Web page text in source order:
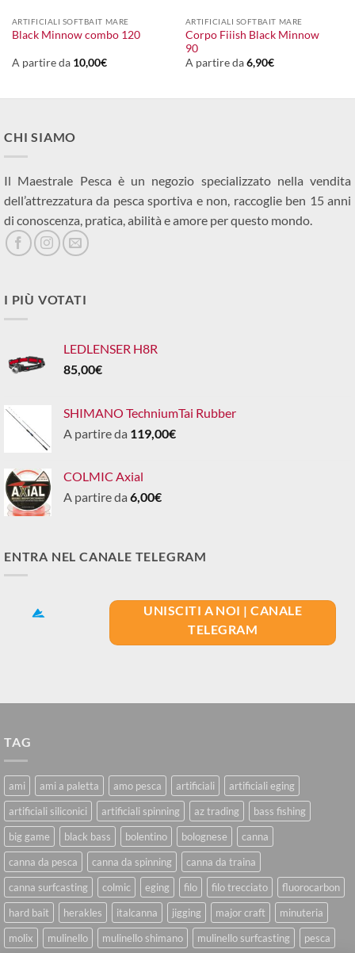
ARTIFICIALI SOFTBAIT MARE
Black Minnow combo 120
A partire da 10,00€
ARTIFICIALI SOFTBAIT MARE
Corpo Fiiish Black Minnow
90
A partire da6,90€
CHI SIAMO
Il Maestrale Pesca è un negozio specializzato nella vendita
dell’attrezzatura da pesca sportiva e non, raccoglie ben 15 anni
di conoscenza, pratica, abilità e amore per questo mondo.
I PIÙ VOTATI
LEDLENSER H8R
85,00€
SHIMANO TechniumTai Rubber
A partire da 119,00€
COLMIC Axial
A partire da 6,00€
ENTRA NEL CANALE TELEGRAM
UNISCITI A NOI | CANALE
TELEGRAM
TAG
ami ami a paletta amo pesca artificiali
artificiali eging
artificiali siliconici
artificiali spinning az trading
bass fishing
big game
black bass bolentino bolognese
canna
canna da pesca
canna da spinning
canna da traina
canna surfcasting
colmic eging filo filo trecciato
fluorocarbon
hard bait
herakles italcanna jigging major craft
minuteria
molix
mulinello mulinello shimano mulinello surfcasting pesca